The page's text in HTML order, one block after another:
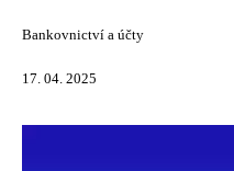
Bankovnictví a účty
17. 04. 2025